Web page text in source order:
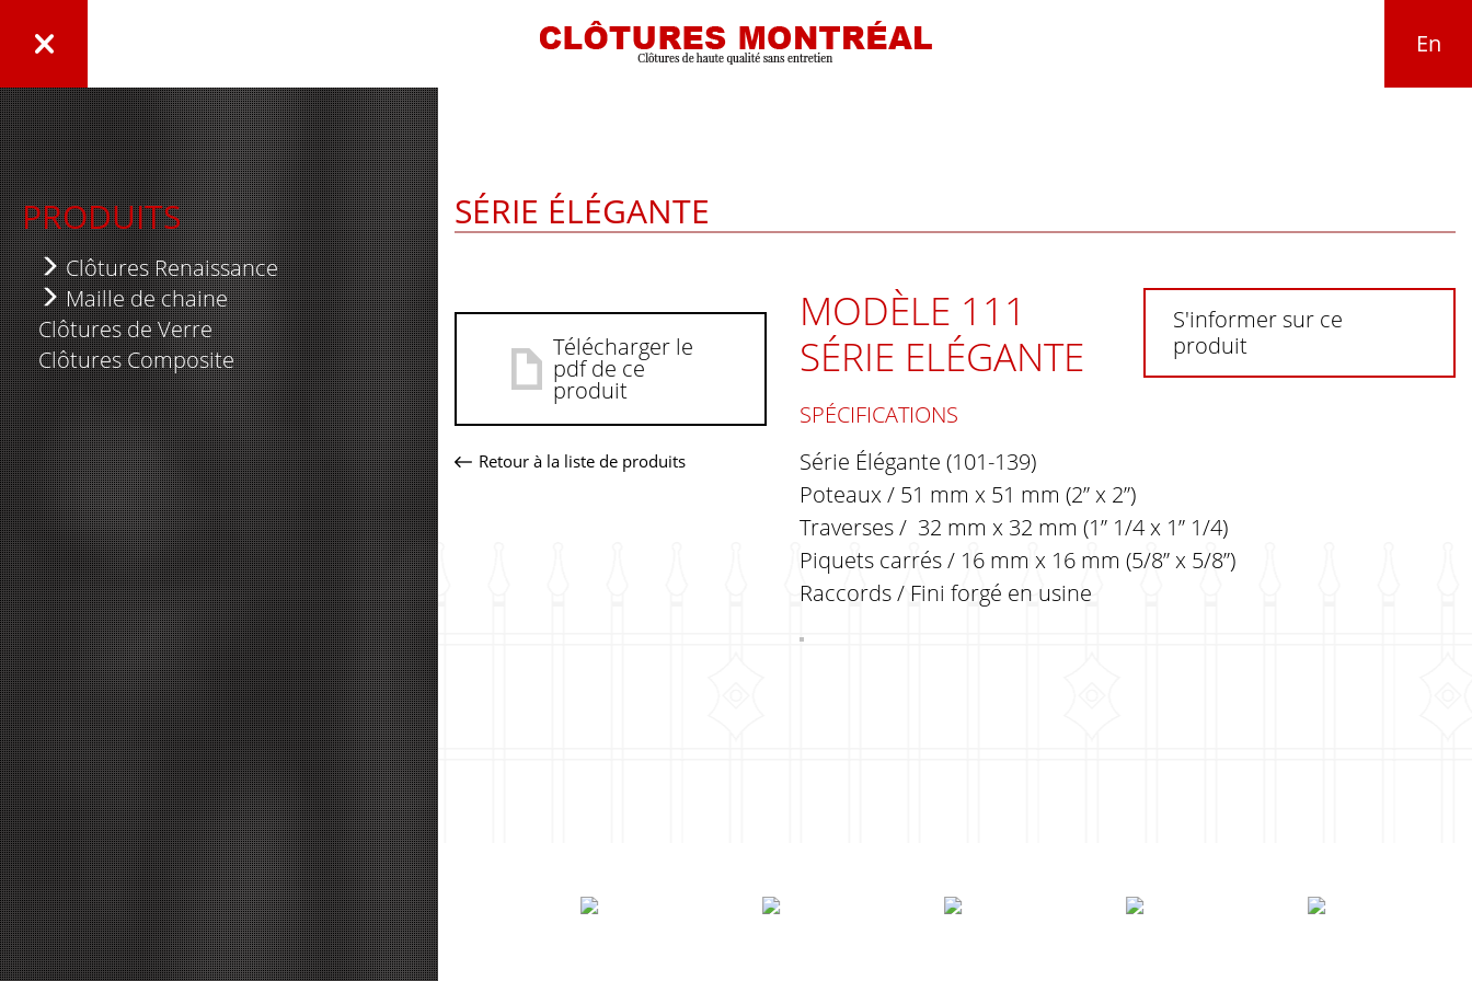
En
PRODUITS
Clôtures Renaissance
Série Élégante
Série Royale
Série Suprême
Série Nexus
Série 5000
Maille de chaine
Clôtures Résidentielles
Clôtures Industrielles
Lattes de Plastique
Panneau temporaire
Clôtures de Verre
Clôtures Composite
SÉRIE ÉLÉGANTE
Télécharger le
pdf de ce
produit
Retour à la liste de produits
MODÈLE 111
SÉRIE ELÉGANTE
S'informer sur ce
produit
SPÉCIFICATIONS
Série Élégante (101-139)
Poteaux / 51 mm x 51 mm (2” x 2”)
Traverses / 32 mm x 32 mm (1” 1/4 x 1” 1/4)
Piquets carrés / 16 mm x 16 mm (5/8” x 5/8”)
Raccords / Fini forgé en usine